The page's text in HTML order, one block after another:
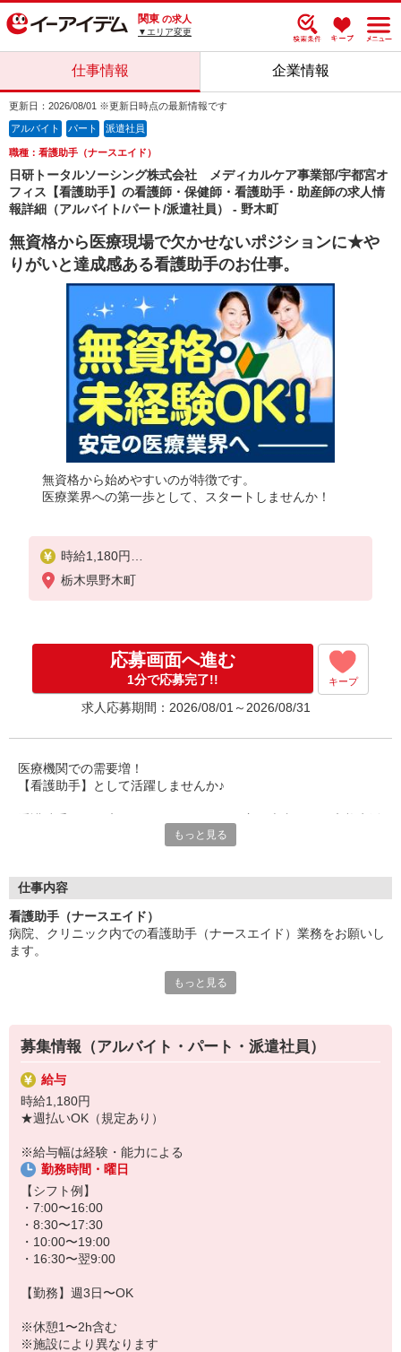
関東 の求人
▼エリア変更
仕事情報 企業情報
更新日：2026/08/01 ※更新日時点の最新情報です
アルバイト パート 派遣社員
職種：看護助手（ナースエイド）
日研トータルソーシング株式会社 メディカルケア事業部/宇都宮オ
フィス【看護助手】の看護師・保健師・看護助手・助産師の求人情
報詳細（アルバイト/パート/派遣社員） - 野木町
無資格から医療現場で欠かせないポジションに★や
りがいと達成感ある看護助手のお仕事。
無資格から始めやすいのが特徴です。
医療業界への第一歩として、スタートしませんか！
時給1,180円
★週払いOK（規定あり）
栃木県野木町
応募画面へ進む
1分で応募完了!! キープ
求人応募期間：2026/08/01～2026/08/31
医療機関での需要増！
【看護助手】として活躍しませんか♪
看護助手がしっかりサポートすることで・・・
⇒看護師は専門業務に専念できるように！
⇒結果として、患者さんへのより手厚いケアを実現できるんで
「誰かの役に立ちたい」「人の笑顔を見るのが好き」
そんな方はぜひ！あなたの仲間入りをお待ちしています。
もっと見る
仕事内容
看護助手（ナースエイド）
病院、クリニック内での看護助手（ナースエイド）業務をお願いし
ます。
・医療器具の洗浄や消毒
・シーツ交換やベッドメイキング
・伝票や診療材料等の補充、整理
・診療補助
・メッセンジャー業務
など
★無資格・未経験OK！未経験から医療業界デビューできちゃいます
★病院、クリニック内は冷暖房完備！いつでも快適にお仕事できま
すよ！
あなたのスキルに合わせて少しずつお仕事をお願いしていきます。
若手からミドル、中高年（エルダー）、シニア世代まで幅広く活躍
「近くの病院で働きたい」
もっと見る
募集情報（アルバイト・パート・派遣社員）
給与
時給1,180円
★週払いOK（規定あり）
※給与幅は経験・能力による
勤務時間・曜日
【シフト例】
・7:00〜16:00
・8:30〜17:30
・10:00〜19:00
・16:30〜翌9:00
【勤務】週3日〜OK
※休憩1〜2h含む
※施設により異なります